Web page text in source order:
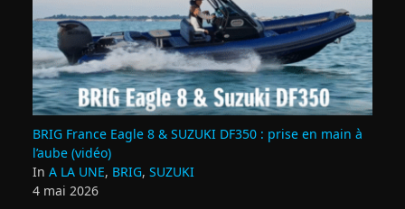
BRIG France Eagle 8 & SUZUKI DF350 : prise en main à
l’aube (vidéo)
In A LA UNE, BRIG, SUZUKI
4 mai 2026